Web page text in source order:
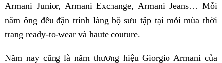
Armani Junior, Armani Exchange, Armani Jeans… Mỗi
năm ông đều đặn trình làng bộ sưu tập tại mỗi mùa thời
trang ready-to-wear và haute couture.
Năm nay cũng là năm thương hiệu Giorgio Armani của